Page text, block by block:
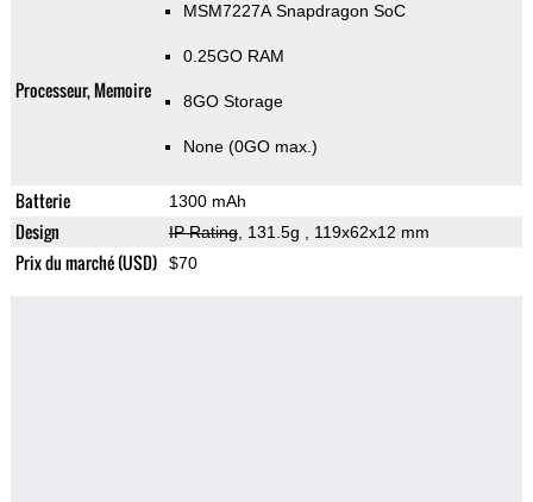
Processeur, Memoire
MSM7227A Snapdragon SoC
0.25GO RAM
8GO Storage
None (0GO max.)
Batterie 1300 mAh
Design IP Rating, 131.5g , 119x62x12 mm
Prix du marché (USD) $70